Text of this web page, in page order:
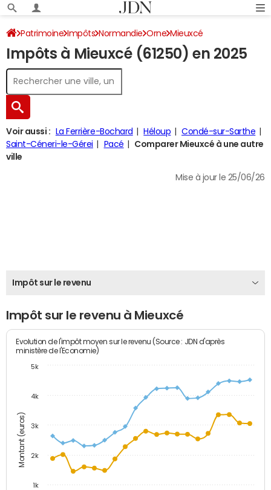
Patrimoine Impôts Normandie Orne Mieuxcé
Impôt sur le revenu
Impôts à Mieuxcé (61250) en 2025
Voir aussi : La Ferrière-Bochard Héloup
Condé-sur-Sarthe
Saint-Céneri-le-Gérei
Pacé
Comparer Mieuxcé à une autre
ville
Mise à jour le 25/06/26
Impôt sur le revenu
Impôt sur le revenu à Mieuxcé
Montant (euros)
Evolution de l'impôt moyen sur le revenu (Source : JDN d'après
ministère de l'Economie)
1k
2k
3k
4k
5k